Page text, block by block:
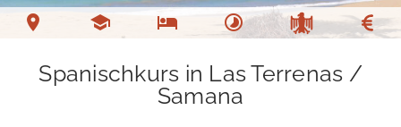
Spanischkurs in Las Terrenas /
Samana